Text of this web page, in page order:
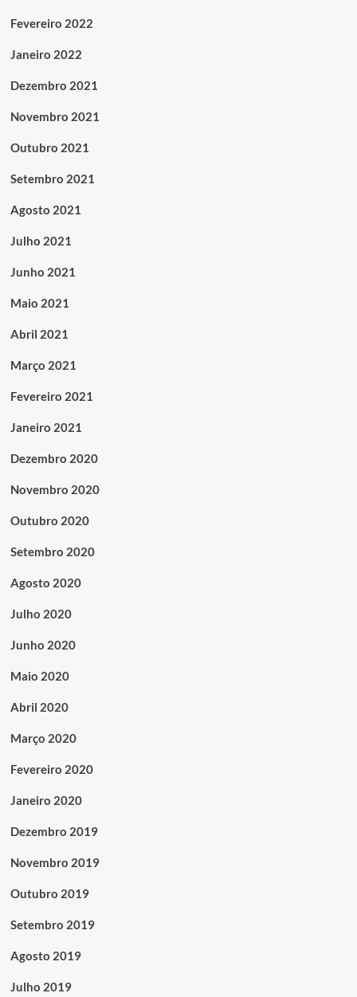
Fevereiro 2022
Janeiro 2022
Dezembro 2021
Novembro 2021
Outubro 2021
Setembro 2021
Agosto 2021
Julho 2021
Junho 2021
Maio 2021
Abril 2021
Março 2021
Fevereiro 2021
Janeiro 2021
Dezembro 2020
Novembro 2020
Outubro 2020
Setembro 2020
Agosto 2020
Julho 2020
Junho 2020
Maio 2020
Abril 2020
Março 2020
Fevereiro 2020
Janeiro 2020
Dezembro 2019
Novembro 2019
Outubro 2019
Setembro 2019
Agosto 2019
Julho 2019